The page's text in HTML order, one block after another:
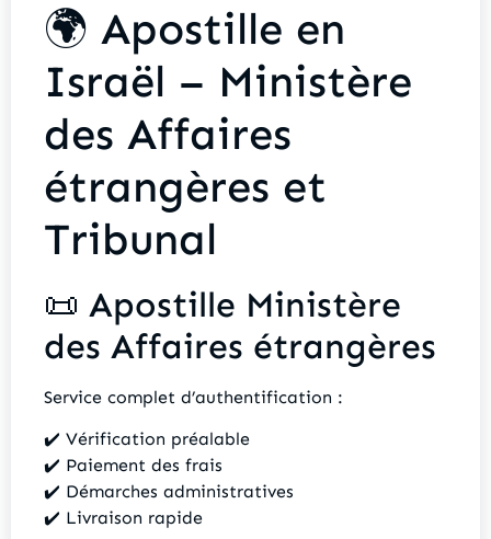
🌍 Apostille en
Israël – Ministère
des Affaires
étrangères et
Tribunal
📜 Apostille Ministère
des Affaires étrangères
Service complet d’authentification :
✔️ Vérification préalable
✔️ Paiement des frais
✔️ Démarches administratives
✔️ Livraison rapide